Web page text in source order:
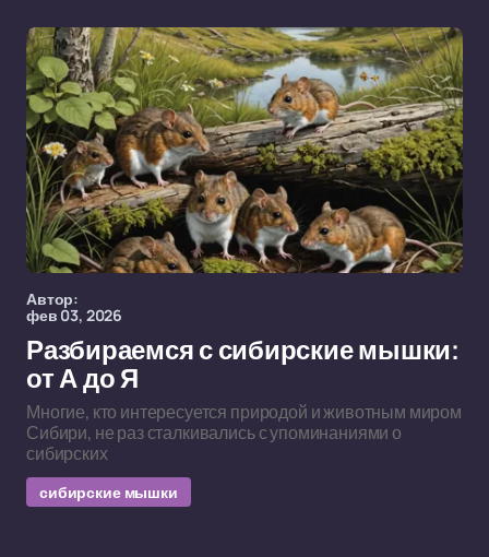
Автор:
фев 03, 2026
Разбираемся с сибирские мышки:
от А до Я
Многие, кто интересуется природой и животным миром
Сибири, не раз сталкивались с упоминаниями о
сибирских
сибирские мышки